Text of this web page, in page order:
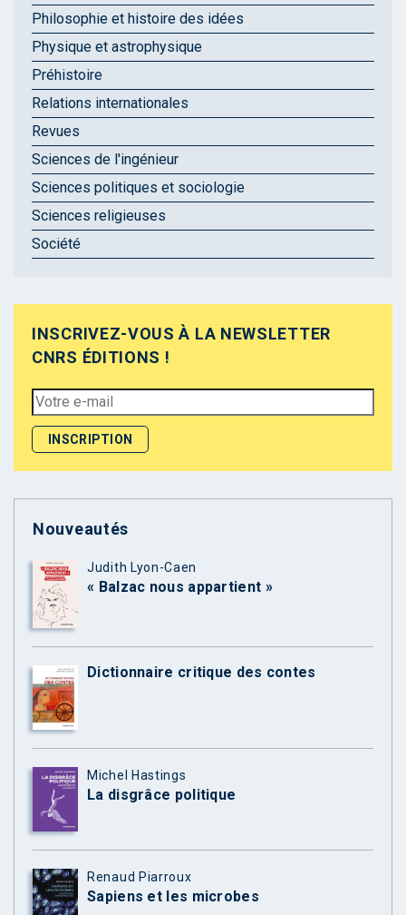
Philosophie et histoire des idées
Physique et astrophysique
Préhistoire
Relations internationales
Revues
Sciences de l'ingénieur
Sciences politiques et sociologie
Sciences religieuses
Société
INSCRIVEZ-VOUS À LA NEWSLETTER
CNRS ÉDITIONS !
Nouveautés
Judith Lyon-Caen
« Balzac nous appartient »
Dictionnaire critique des contes
Michel Hastings
La disgrâce politique
Renaud Piarroux
Sapiens et les microbes